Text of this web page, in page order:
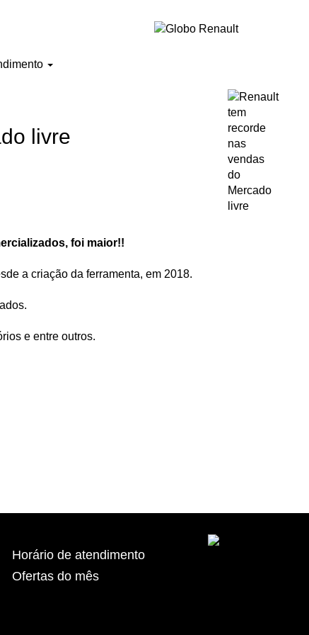
livre
foi maior!!
a criação da ferramenta, em 2018.
e entre outros.
Horário de atendimento
Ofertas do mês